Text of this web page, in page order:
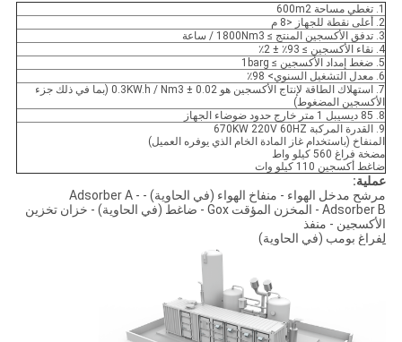
1. تغطي مساحة 600m2
2. أعلى نقطة للجهاز <8 م
3. تدفق الأكسجين المنتج ≥ 1800Nm3 / ساعة
4. نقاء الأكسجين ≥ 93٪ ± 2٪
5. ضغط إمداد الأكسجين ≥ 1barg
6. معدل التشغيل السنوي> 98٪
7. استهلاك الطاقة لإنتاج الأكسجين هو 0.3KW.h / Nm3 ± 0.02 (بما في ذلك جزء
الأكسجين المضغوط)
8. 85 ديسيبل 1 متر خارج حدود ضوضاء الجهاز
9. القدرة المركبة 670KW 220V 60HZ
المنفاخ (باستخدام غاز المادة الخام الذي يوفره العميل)
مضخة فراغ 560 كيلو واط
ضاغط أكسجين 110 كيلو وات
عملية:
مرشح مدخل الهواء - منفاخ الهواء (في الحاوية) - Adsorber A -
Adsorber B - المخزن المؤقت Gox - ضاغط (في الحاوية) - خزان تخزين
الأكسجين - منفذ
لفراغ بومب (في الحاوية)